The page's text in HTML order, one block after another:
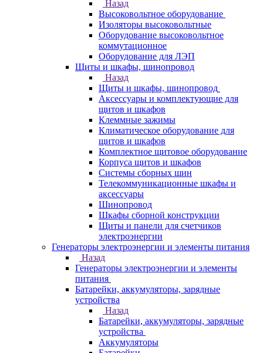
Назад
Высоковольтное оборудование
Изоляторы высоковольтные
Оборудование высоковольтное
коммутационное
Оборудование для ЛЭП
Щиты и шкафы, шинопровод
Назад
Щиты и шкафы, шинопровод
Аксессуары и комплектующие для
щитов и шкафов
Клеммные зажимы
Климатическое оборудование для
щитов и шкафов
Комплектное щитовое оборудование
Корпуса щитов и шкафов
Системы сборных шин
Телекоммуникационные шкафы и
аксессуары
Шинопровод
Шкафы сборной конструкции
Щиты и панели для счетчиков
электроэнергии
Генераторы электроэнергии и элементы питания
Назад
Генераторы электроэнергии и элементы
питания
Батарейки, аккумуляторы, зарядные
устройства
Назад
Батарейки, аккумуляторы, зарядные
устройства
Аккумуляторы